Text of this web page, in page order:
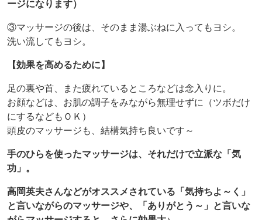
ージになります）
③マッサージの後は、そのまま湯ぶねに入ってもヨシ。
洗い流してもヨシ。
【効果を高めるために】
足の裏や首、また疲れているところなどは念入りに。
お顔などは、お肌の調子をみながら無理せずに（ツボだけ
にするなどもＯＫ）
頭皮のマッサージも、結構気持ち良いです～
手のひらを使ったマッサージは、それだけで立派な「気
功」。
高岡英夫さんなどがオススメされている「気持ちよ～く」
と言いながらのマッサージや、「ありがとう～」と言いな